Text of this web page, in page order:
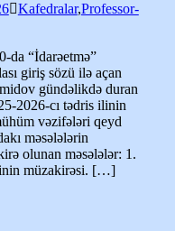
Kafedralar,Professor-
da “İdarəetmə”
giriş sözü ilə açan
gündəlikdə duran
2026-cı tədris ilinin
vəzifələri qeyd
məsələlərin
olunan məsələlər: 1.
müzakirəsi. […]